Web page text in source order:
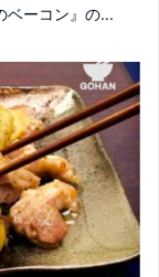
ベーコン』の...